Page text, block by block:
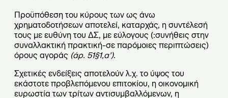
Προϋπόθεση του κύρους των ως άνω
χρηματοδοτήσεων αποτελεί, καταρχάς, η συντέλεσή
τους με ευθύνη του ΔΣ, με εύλογους (:συνήθεις στην
συναλλακτική πρακτική-σε παρόμοιες περιπτώσεις)
όρους αγοράς (άρ. 51§1,α’).
Σχετικές ενδείξεις αποτελούν λ.χ. το ύψος του
εκάστοτε προβλεπόμενου επιτοκίου, η οικονομική
ευρωστία των τρίτων αντισυμβαλλόμενων, η